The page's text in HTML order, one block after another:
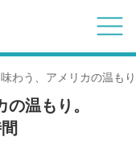
わう、アメリカの温も
温もり。